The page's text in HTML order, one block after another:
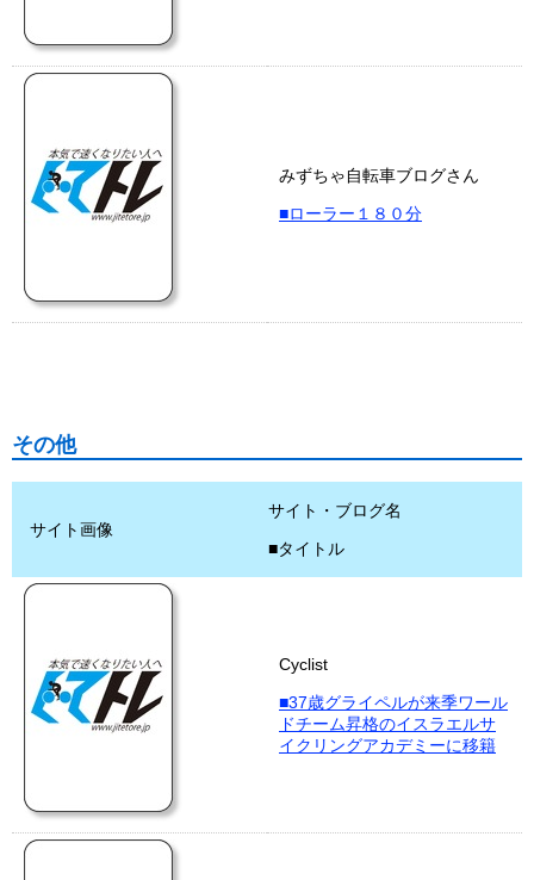
みずちゃ自転車ブログさん
■ローラー１８０分
その他
サイト画像
サイト・ブログ名
■タイトル
Cyclist
■37歳グライペルが来季ワール
ドチーム昇格のイスラエルサ
イクリングアカデミーに移籍